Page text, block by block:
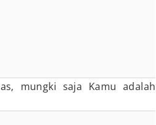
mungki saja Kamu adalah